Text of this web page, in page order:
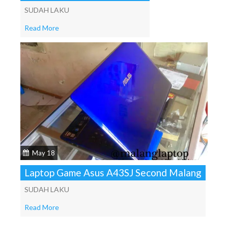
SUDAH LAKU
Read More
May 18
Laptop Game Asus A43SJ Second Malang
SUDAH LAKU
Read More